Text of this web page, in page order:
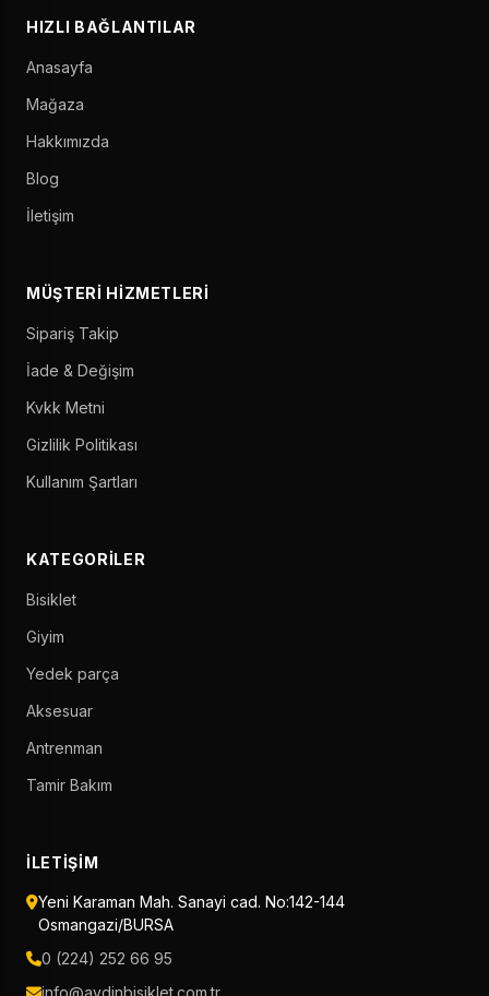
HIZLI BAĞLANTILAR
Anasayfa
Mağaza
Hakkımızda
Blog
İletişim
MÜŞTERI HIZMETLERI
Sipariş Takip
İade & Değişim
Kvkk Metni
Gizlilik Politikası
Kullanım Şartları
KATEGORILER
Bisiklet
Giyim
Yedek parça
Aksesuar
Antrenman
Tamir Bakım
İLETIŞIM
Yeni Karaman Mah. Sanayi cad. No:142-144
Osmangazi/BURSA
0 (224) 252 66 95
info@aydinbisiklet.com.tr